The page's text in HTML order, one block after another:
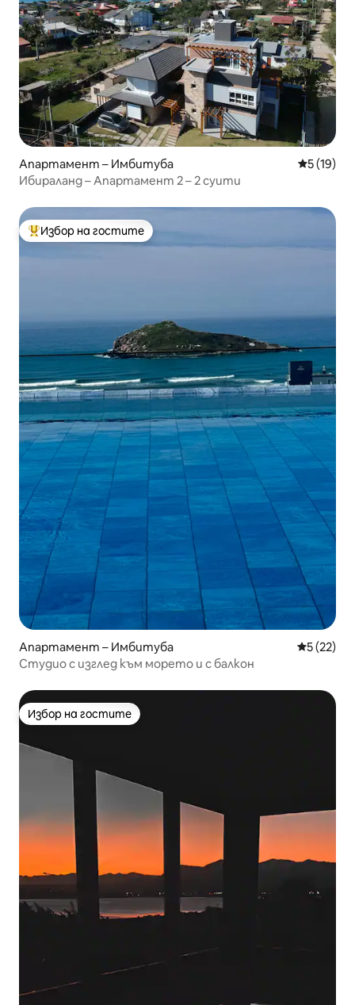
Апартамент – Имбитуба Средна
5 (19)
Ибираланд – Апартамент 2 – 2 суити
Най-популярен избор на гостите
Избор на гостите
Апартамент – Имбитуба Средна
5 (22)
Студио с изглед към морето и с балкон
Избор на гостите
Избор на гостите